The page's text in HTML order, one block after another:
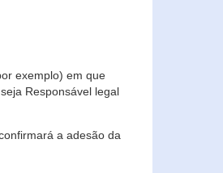
exemplo) em que
Responsável legal
a adesão da